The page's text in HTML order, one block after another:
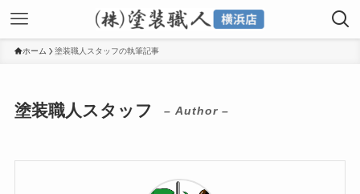
ホーム 塗装職人スタッフの執筆記事
塗装職人スタッフ – Author –